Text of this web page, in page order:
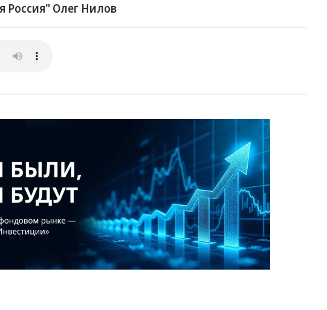
Россия" Олег Нилов